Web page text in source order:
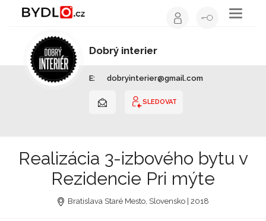
Toggle
Dobrý interier
E: dobryinterier@gmail.com
SLEDOVAT
Realizácia 3-izbového bytu v
Rezidencie Pri mýte
Bratislava Staré Mesto, Slovensko | 2018